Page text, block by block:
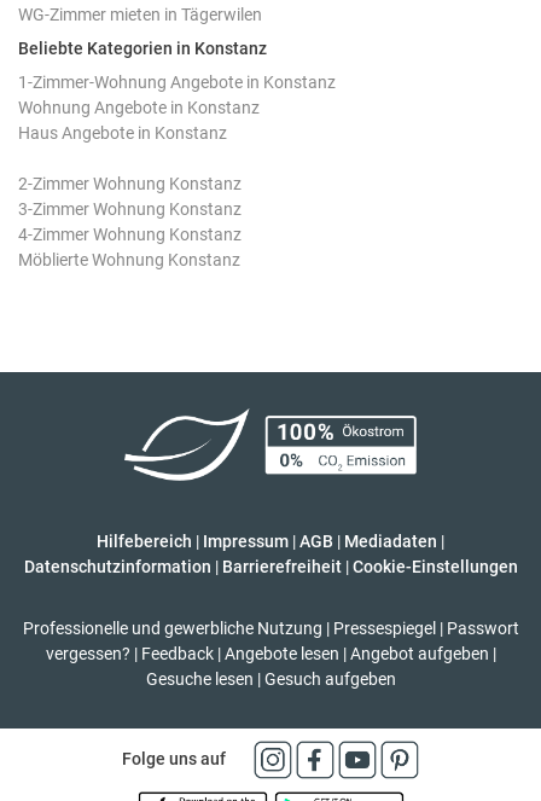
WG-Zimmer mieten in Tägerwilen
Beliebte Kategorien in Konstanz
1-Zimmer-Wohnung Angebote in Konstanz
Wohnung Angebote in Konstanz
Haus Angebote in Konstanz
2-Zimmer Wohnung Konstanz
3-Zimmer Wohnung Konstanz
4-Zimmer Wohnung Konstanz
Möblierte Wohnung Konstanz
Hilfebereich | Impressum |AGB | Mediadaten |
Datenschutzinformation | Barrierefreiheit | Cookie-Einstellungen
Professionelle und gewerbliche Nutzung | Pressespiegel | Passwort
vergessen? | Feedback | Angebote lesen | Angebot aufgeben |
Gesuche lesen | Gesuch aufgeben
Folge uns auf